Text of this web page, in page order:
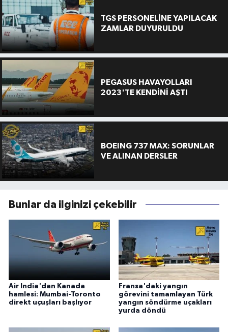
TGS PERSONELİNE YAPILACAK
ZAMLAR DUYURULDU
PEGASUS HAVAYOLLARI
2023'TE KENDİNİ AŞTI
BOEING 737 MAX: SORUNLAR
VE ALINAN DERSLER
Bunlar da ilginizi çekebilir
Air India'dan Kanada
hamlesi: Mumbai-Toronto
direkt uçuşları başlıyor
Fransa'daki yangın
görevini tamamlayan Türk
yangın söndürme uçakları
yurda döndü